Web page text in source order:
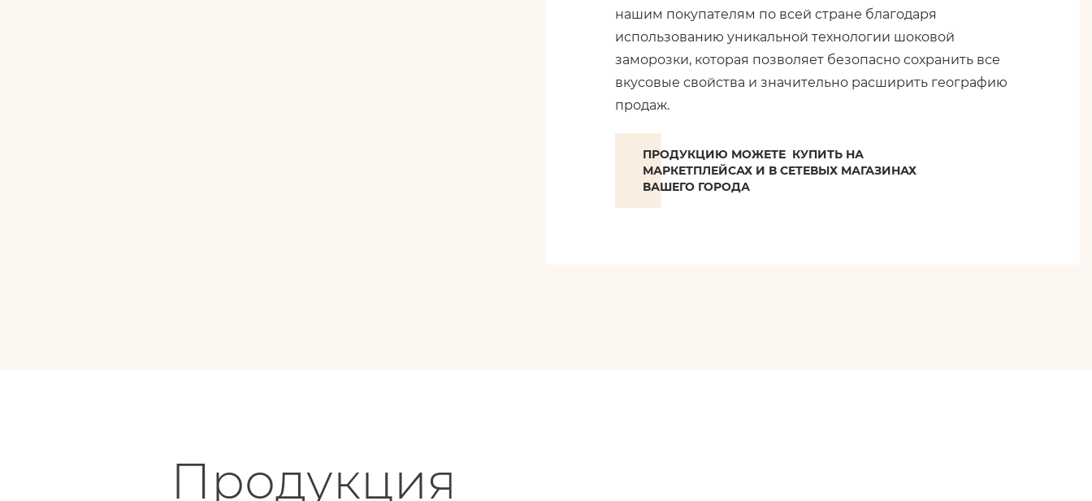
нашим покупателям по всей стране благодаря
использованию уникальной технологии шоковой
заморозки, которая позволяет безопасно сохранить все
вкусовые свойства и значительно расширить географию
продаж.
ПРОДУКЦИЮ МОЖЕТЕ КУПИТЬ НА
МАРКЕТПЛЕЙСАХ И В СЕТЕВЫХ МАГАЗИНАХ
ВАШЕГО ГОРОДА
Продукция